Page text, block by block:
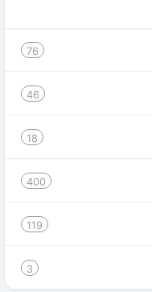
76
46
18
400
119
3